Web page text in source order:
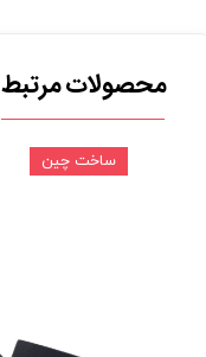
محصولات مرتبط
ساخت چین